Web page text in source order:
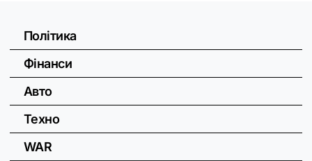
Політика
Фінанси
Авто
Техно
WAR